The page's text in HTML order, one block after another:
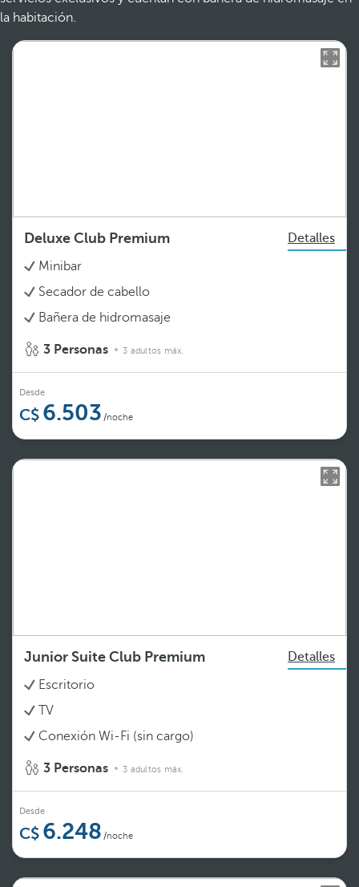
la habitación.
Deluxe Club Premium
Detalles
Minibar
Secador de cabello
Bañera de hidromasaje
3 Personas 3 adultos máx.
Desde
6.503 /noche
Junior Suite Club Premium
Detalles
Escritorio
TV
Conexión Wi-Fi (sin cargo)
3 Personas 3 adultos máx.
Desde
6.248 /noche